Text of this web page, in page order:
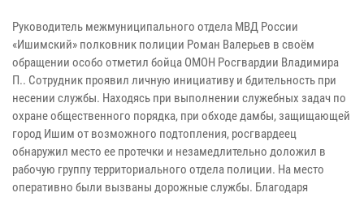
Руководитель межмуниципального отдела МВД России
«Ишимский» полковник полиции Роман Валерьев в своём
обращении особо отметил бойца ОМОН Росгвардии Владимира
П.. Сотрудник проявил личную инициативу и бдительность при
несении службы. Находясь при выполнении служебных задач по
охране общественного порядка, при обходе дамбы, защищающей
город Ишим от возможного подтопления, росгвардеец
обнаружил место ее протечки и незамедлительно доложил в
рабочую группу территориального отдела полиции. На место
оперативно были вызваны дорожные службы. Благодаря